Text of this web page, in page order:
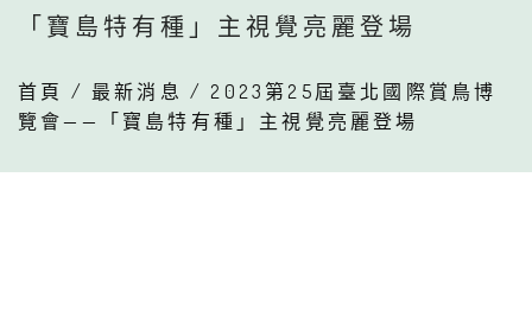
「寶島特有種」主視覺亮麗登場
首頁 / 最新消息 / 2023第25屆臺北國際賞鳥博
覽會——「寶島特有種」主視覺亮麗登場